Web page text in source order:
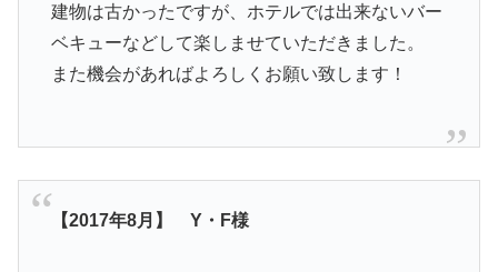
建物は古かったですが、ホテルでは出来ないバー
ベキューなどして楽しませていただきました。
また機会があればよろしくお願い致します！
【2017年8月】 Y・F様